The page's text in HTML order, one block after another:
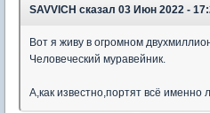
SAVVICH сказал 03 Июн 2022 -
Вот я живу в огромном
Человеческий муравейник.
А,как известно,портят всё именно